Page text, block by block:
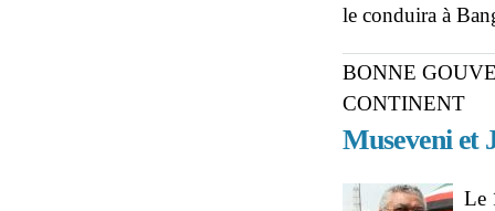
le conduira à
BONNE
CONTINENT
Museveni et
Le